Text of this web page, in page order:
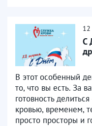
12
С
В этот особенный
то, что вы есть. За
готовность
кровью, временем,
просто просторы и